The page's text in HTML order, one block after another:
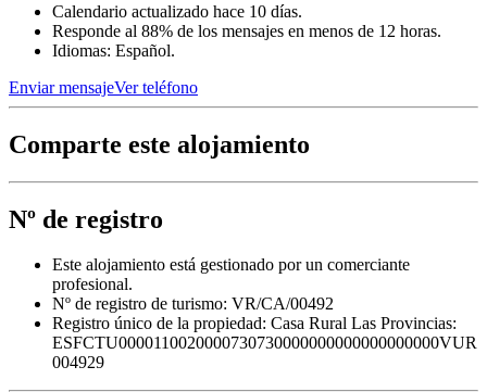
Calendario actualizado hace 10 días.
Responde al 88% de los mensajes en menos de 12 horas.
Idiomas: Español.
Enviar mensajeVer teléfono
Comparte este alojamiento
Nº de registro
Este alojamiento está gestionado por un comerciante
profesional.
Nº de registro de turismo: VR/CA/00492
Registro único de la propiedad: Casa Rural Las Provincias:
ESFCTU0000110020000730730000000000000000000VUR
004929